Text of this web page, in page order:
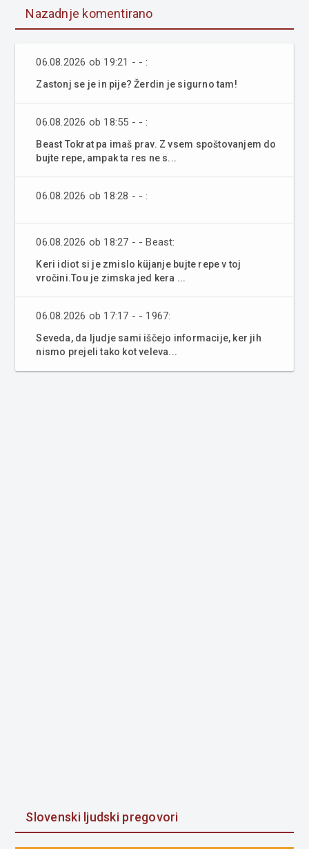
Nazadnje komentirano
06.08.2026 ob 19:21 - - :
Zastonj se je in pije? Žerdin je sigurno tam!
06.08.2026 ob 18:55 - - :
Beast Tokrat pa imaš prav. Z vsem spoštovanjem do
bujte repe, ampak ta res ne s...
06.08.2026 ob 18:28 - - :
06.08.2026 ob 18:27 - - Beast:
Keri idiot si je zmislo küjanje bujte repe v toj
vročini.Tou je zimska jed kera ...
06.08.2026 ob 17:17 - - 1967:
Seveda, da ljudje sami iščejo informacije, ker jih
nismo prejeli tako kot veleva...
Slovenski ljudski pregovori